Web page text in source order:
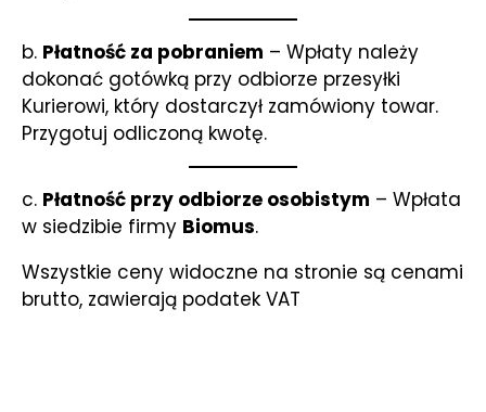
b. Płatność za pobraniem – Wpłaty należy
dokonać gotówką przy odbiorze przesyłki
Kurierowi, który dostarczył zamówiony towar.
Przygotuj odliczoną kwotę.
c. Płatność przy odbiorze osobistym – Wpłata
w siedzibie firmy Biomus.
Wszystkie ceny widoczne na stronie są cenami
brutto, zawierają podatek VAT